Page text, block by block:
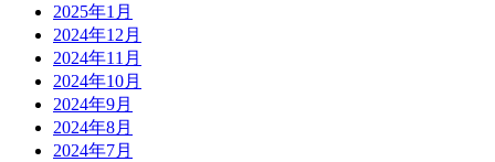
2025年1月
2024年12月
2024年11月
2024年10月
2024年9月
2024年8月
2024年7月